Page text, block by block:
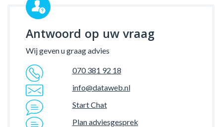
Antwoord op uw vraag
Wij geven u graag advies
070 381 92 18
info@dataweb.nl
Start Chat
Plan adviesgesprek